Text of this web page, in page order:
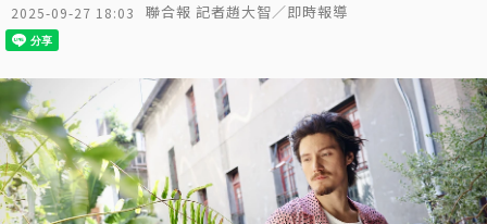
2025-09-27 18:03 聯合報 記者趙大智／即時報導